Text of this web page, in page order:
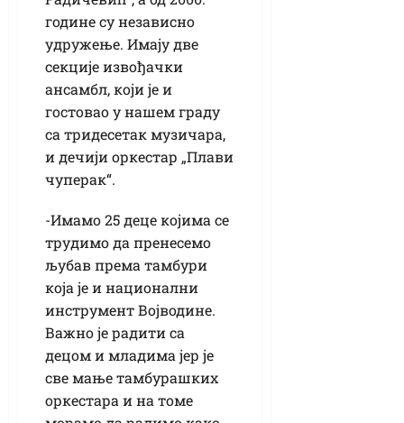
године су независно
удружење. Имају две
секције извођачки
ансамбл, који је и
гостовао у нашем граду
са тридесетак музичара,
и дечији оркестар „Плави
чуперак“.
-Имамо 25 деце којима се
трудимо да пренесемо
љубав према тамбури
која је и национални
инструмент Војводине.
Важно је радити са
децом и младима јер је
све мање тамбурашких
оркестара и на томе